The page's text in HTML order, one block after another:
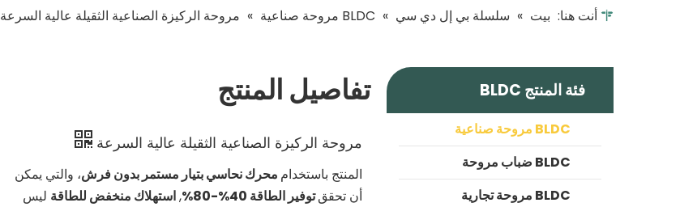
أنت هنا: بيت » سلسلة بي إل دي سي » BLDC مروحة صناعية » مروحة الركيزة الصناعية الثقيلة عالية السرعة
تفاصيل المنتج
مروحة الركيزة الصناعية الثقيلة عالية السرعة
المنتج باستخدام محرك نحاسي بتيار مستمر بدون فرش، والتي يمكن
أن تحققتوفير الطاقة 40%-80% ,استهلاك منخفض للطاقة ليس
فئة المنتج BLDC
BLDC مروحة صناعية
BLDC ضباب مروحة
BLDC مروحة تجارية